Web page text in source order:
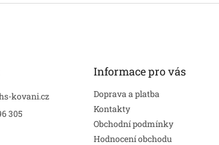
kovani.cz
305
Informace pro vás
Doprava a platba
Kontakty
Obchodní podmínky
Hodnocení obchodu